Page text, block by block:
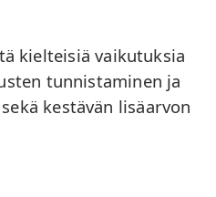
kielteisiä vaikutuksia
tunnistaminen ja
kestävän lisäarvon